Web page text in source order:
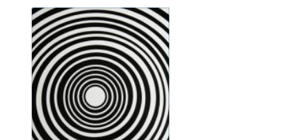
sig starkare än
vardagens tempo.
Samtidigt kan utbudet
kän...